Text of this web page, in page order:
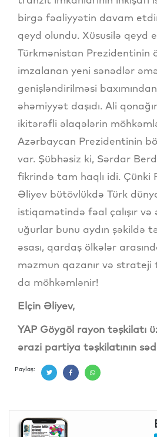
birgə fəaliyyətin davam
qeyd olundu. Xüsusilə qeyd
Türkmənistan Prezidentinin
imzalanan yeni sənədlər
genişləndirilməsi
əhəmiyyət daşıdı. Ali
ikitərəfli əlaqələrin
Azərbaycan Prezidentinin
var. Şübhəsiz ki, Sərdar
fikrində tam haqlı idi. Çünki
Əliyev bütövlükdə Türk
istiqamətində fəal çalışır və
uğurlar bunu aydın şəkildə
əsası, qardaş ölkələr
məzmun qazanır və strateji
da möhkəmlənir!
Elçin Əliyev,
YAP Göygöl rayon təşkilatı
ərazi partiya təşkilatının
Paylaş: